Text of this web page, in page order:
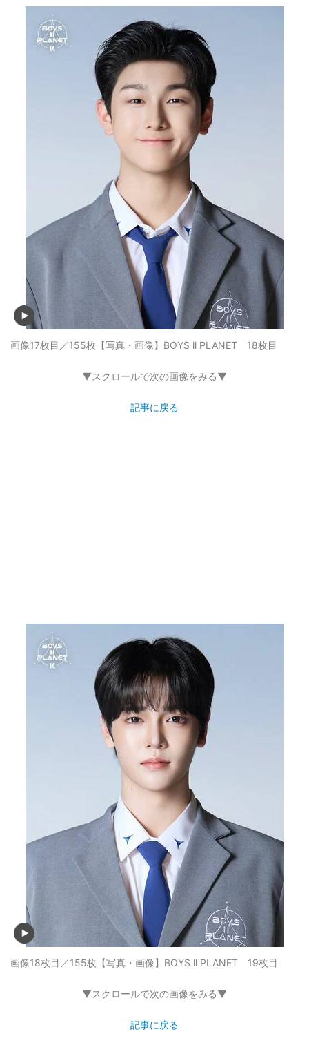
画像17枚目／155枚 【写真・画像】BOYS ll PLANET 18枚目
▼スクロールで次の画像をみる▼
記事に戻る
画像18枚目／155枚 【写真・画像】BOYS ll PLANET 19枚目
▼スクロールで次の画像をみる▼
記事に戻る